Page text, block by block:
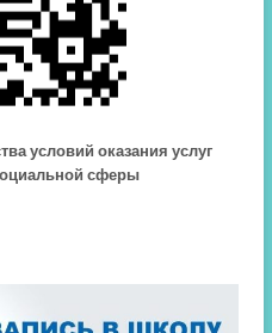
условий оказания услуг
сферы